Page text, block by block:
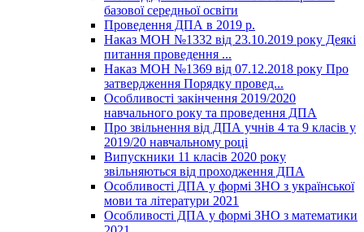
базової середньої освіти
Проведення ДПА в 2019 р.
Наказ МОН №1332 від 23.10.2019 року Деякі
питання проведення ...
Наказ МОН №1369 від 07.12.2018 року Про
затвердження Порядку провед...
Особливості закінчення 2019/2020
навчального року та проведення ДПА
Про звільнення від ДПА учнів 4 та 9 класів у
2019/20 навчальному році
Випускники 11 класів 2020 року
звільняються від проходження ДПА
Особливості ДПА у формі ЗНО з української
мови та літератури 2021
Особливості ДПА у формі ЗНО з математики